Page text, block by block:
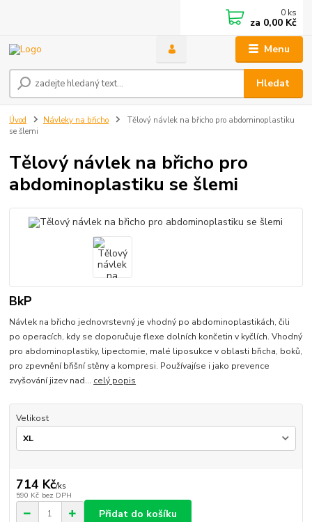
Menu
Hledat
0 ks
za 0,00 Kč
Úvod Návleky na břicho
Tělový návlek na břicho pro abdominoplastiku
se šlemi
Tělový návlek na břicho pro
abdominoplastiku se šlemi
BkP
Návlek na břicho jednovrstevný je vhodný po abdominoplastikách, čili
po operacích, kdy se doporučuje flexe dolních končetin v kyčlích. Vhodný
pro abdominoplastiky, lipectomie, malé liposukce v oblasti břicha, boků,
pro zpevnění břišní stěny a kompresi. Používajíse i jako prevence
zvyšování jizev nad... celý popis
Velikost
714 Kč/ks
590 Kč bez DPH
Přidat do košíku